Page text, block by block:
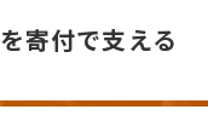
寄付で支える